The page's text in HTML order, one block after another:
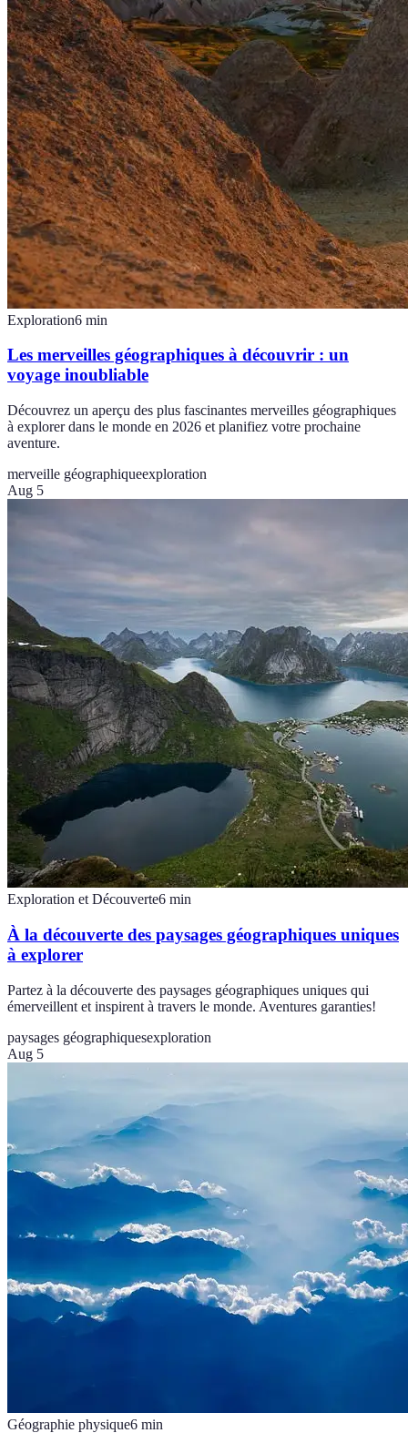
Exploration6 min
Les merveilles géographiques à découvrir : un
voyage inoubliable
Découvrez un aperçu des plus fascinantes merveilles géographiques
à explorer dans le monde en 2026 et planifiez votre prochaine
aventure.
merveille géographiqueexploration
Aug 5
Exploration et Découverte6 min
À la découverte des paysages géographiques uniques
à explorer
Partez à la découverte des paysages géographiques uniques qui
émerveillent et inspirent à travers le monde. Aventures garanties!
paysages géographiquesexploration
Aug 5
Géographie physique6 min